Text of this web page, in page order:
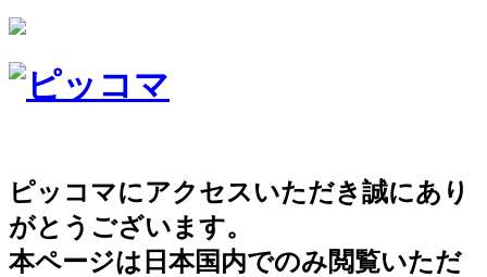
ピッコマにアクセスいただき誠にあり
がとうございます。
本ページは日本国内でのみ閲覧いただ